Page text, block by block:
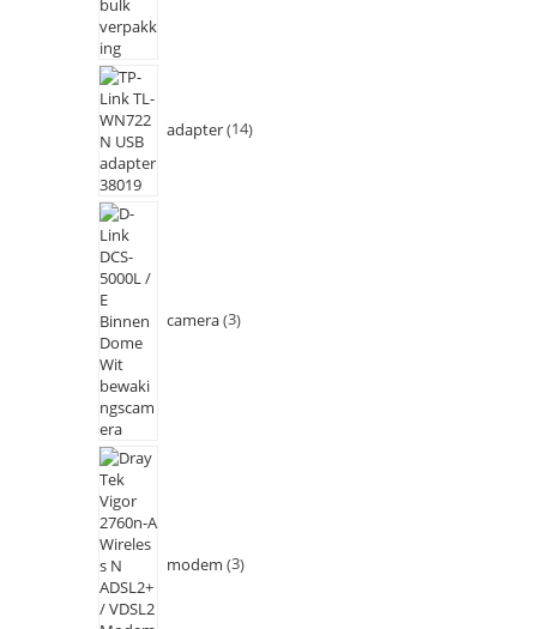
adapter 14
camera 3
modem 3